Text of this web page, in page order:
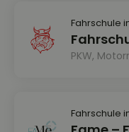
Fahrschule
PKW,
Fahrschule